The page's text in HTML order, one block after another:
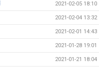
2021-02-05 18:10
2021-02-04 13:32
2021-02-01 14:43
2021-01-28 19:01
2021-01-21 18:04